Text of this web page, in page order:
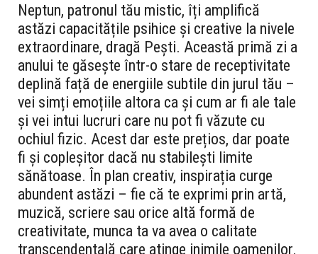
Neptun, patronul tău mistic, îți amplifică
astăzi capacitățile psihice și creative la nivele
extraordinare, dragă Pești. Această primă zi a
anului te găsește într-o stare de receptivitate
deplină față de energiile subtile din jurul tău –
vei simți emoțiile altora ca și cum ar fi ale tale
și vei intui lucruri care nu pot fi văzute cu
ochiul fizic. Acest dar este prețios, dar poate
fi și copleșitor dacă nu stabilești limite
sănătoase. În plan creativ, inspirația curge
abundent astăzi – fie că te exprimi prin artă,
muzică, scriere sau orice altă formă de
creativitate, munca ta va avea o calitate
transcendentală care atinge inimile oamenilor.